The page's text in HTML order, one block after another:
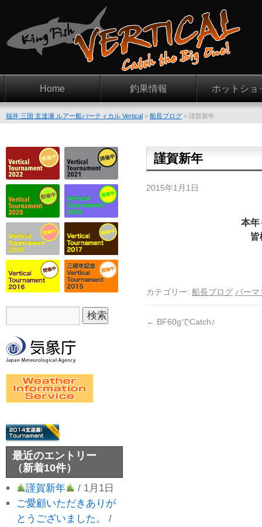
Home 釣果情報 ホットショ
福井 三国 玄達瀬 ルアー船バーティカル Vertical > 船長ブログ > 謹賀新年
謹賀新年
2015年1月1日
本年
皆
カテゴリー: 船長ブログ パーマ
← BF60gでCatch♪
最近のエントリー
（新着10件）
謹賀新年
/ 1月1日
ご愛顧いただきありが
とうございました。
/